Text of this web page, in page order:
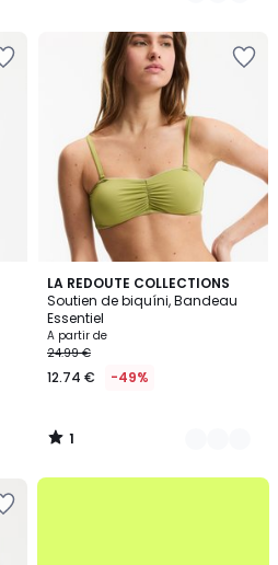
LA REDOUTE COLLECTIONS
Soutien de biquíni, Bandeau
Essentiel
A partir de
24.99 €
12.74 € -49%
1
/
5
3
Cores
1
/
até